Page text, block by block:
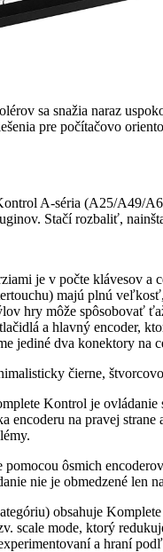
sa snažia naraz
pre počítačovo
A-séria (A25/A49/
Stačí rozbaliť,
je v počte klávesov a
majú plnú
hry môže spôsobovať
a hlavný encoder,
jediné dva konektory na
čierne,
Kontrol je
encoderu na pravej
ôsmich
nie je obmedzené len
obsahuje
scale mode, ktorý
a hraní